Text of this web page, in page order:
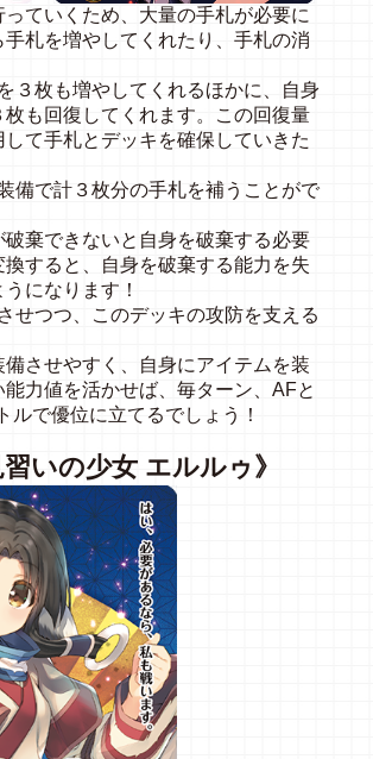
ていくため、大量の手札が必要に
札を増やしてくれたり、手札の消
３枚も増やしてくれるほかに、自身
も回復してくれます。この回復量
て手札とデッキを確保していきた
備で計３枚分の手札を補うことがで
棄できないと自身を破棄する必要
すると、自身を破棄する能力を失
になります！
せつつ、このデッキの攻防を支える
させやすく、自身にアイテムを装
力値を活かせば、毎ターン、AFと
で優位に立てるでしょう！
いの少女 エルルゥ》